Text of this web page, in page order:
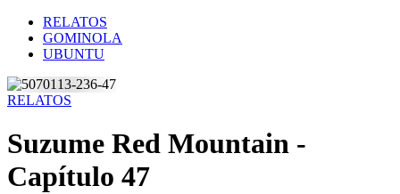
RELATOS
GOMINOLA
UBUNTU
RELATOS
Suzume Red Mountain -
Capítulo 47